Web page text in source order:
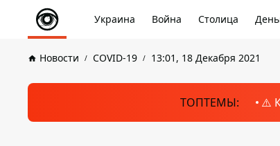
Украина Война Столица
Новости COVID-19 13:01, 18 Декабря 2021
ТОПТЕМЫ: ⚠️